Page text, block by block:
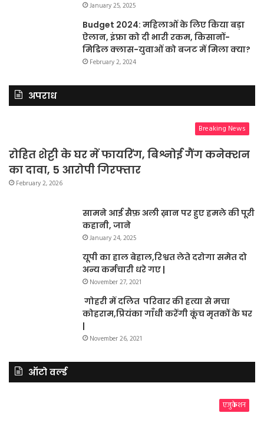
January 25, 2025
Budget 2024: महिलाओं के लिए किया बड़ा
ऐलान, इंफ्रा को दी भारी रकम, किसानों-
मिडिल क्लास-युवाओं को बजट में मिला क्या?
February 2, 2024
अपराध
Breaking News
रोहित शेट्टी के घर में फायरिंग, बिश्नोई गैंग कनेक्शन
का दावा, 5 आरोपी गिरफ्तार
February 2, 2026
सामने आई सैफ़ अली ख़ान पर हुए हमले की पूरी
कहानी, जाने
January 24, 2025
यूपी का हाल बेहाल,रिश्वत लेते दरोगा समेत दो
अन्य कर्मचारी धरे गए |
November 27, 2021
गोहरी में दलित परिवार की हत्या से मचा
कोहराम,प्रियंका गाँधी करेंगी कूंच मृतकों के घर
|
November 26, 2021
ऑटो वर्ल्ड
एजुकेशन